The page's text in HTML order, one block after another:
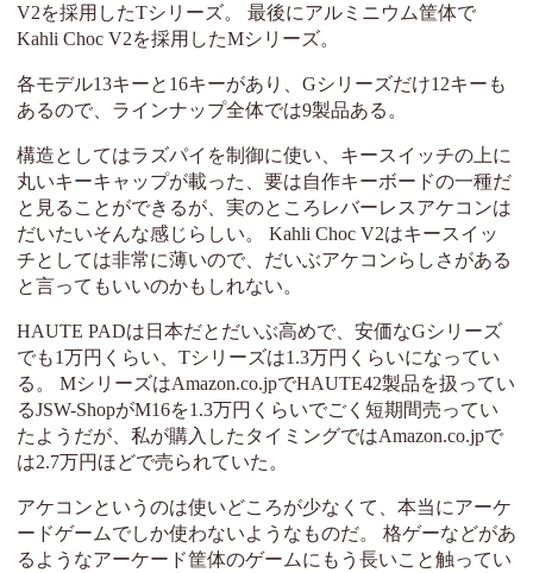
V2を採用したTシリーズ。 最後にアルミニウム筐体で
Kahli Choc V2を採用したMシリーズ。
各モデル13キーと16キーがあり、Gシリーズだけ12キーも
あるので、ラインナップ全体では9製品ある。
構造としてはラズパイを制御に使い、キースイッチの上に
丸いキーキャップが載った、要は自作キーボードの一種だ
と見ることができるが、実のところレバーレスアケコンは
だいたいそんな感じらしい。 Kahli Choc V2はキースイッ
チとしては非常に薄いので、だいぶアケコンらしさがある
と言ってもいいのかもしれない。
HAUTE PADは日本だとだいぶ高めで、安価なGシリーズ
でも1万円くらい、Tシリーズは1.3万円くらいになってい
る。 MシリーズはAmazon.co.jpでHAUTE42製品を扱ってい
るJSW-ShopがM16を1.3万円くらいでごく短期間売ってい
たようだが、私が購入したタイミングではAmazon.co.jpで
は2.7万円ほどで売られていた。
アケコンというのは使いどころが少なくて、本当にアーケ
ードゲームでしか使わないようなものだ。 格ゲーなどがあ
るようなアーケード筐体のゲームにもう長いこと触ってい